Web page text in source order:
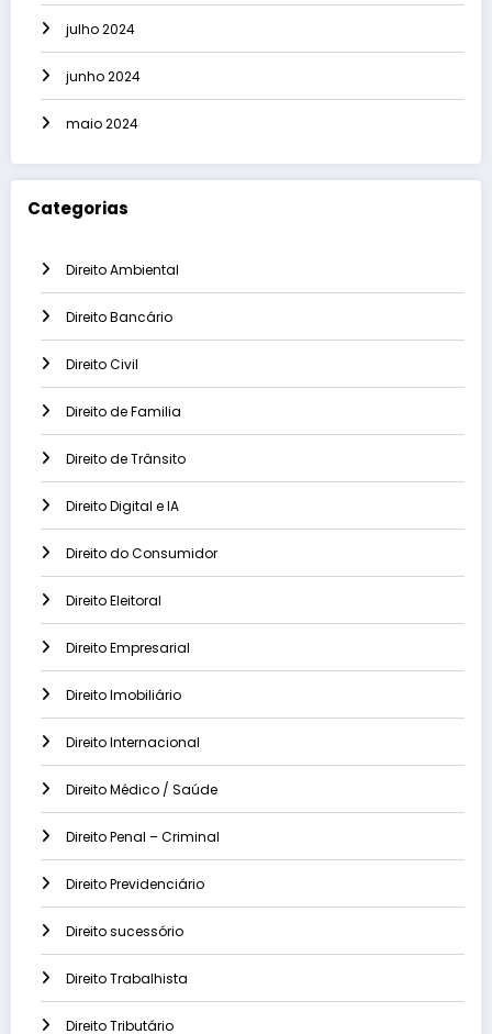
julho 2024
junho 2024
maio 2024
Categorias
Direito Ambiental
Direito Bancário
Direito Civil
Direito de Familia
Direito de Trânsito
Direito Digital e IA
Direito do Consumidor
Direito Eleitoral
Direito Empresarial
Direito Imobiliário
Direito Internacional
Direito Médico / Saúde
Direito Penal – Criminal
Direito Previdenciário
Direito sucessório
Direito Trabalhista
Direito Tributário